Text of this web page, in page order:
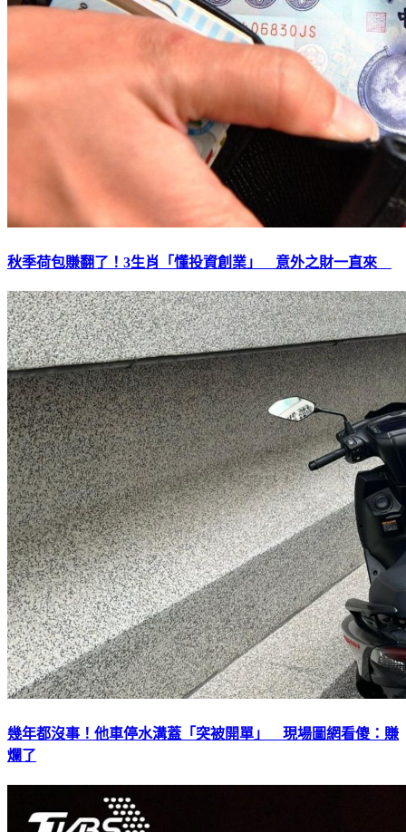
秋季荷包賺翻了！3生肖「懂投資創業」 意外之財一直來
幾年都沒事！他車停水溝蓋「突被開單」 現場圖網看傻：賺
爛了